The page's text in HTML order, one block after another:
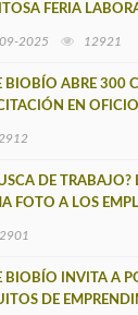
FERIA
2025 12921
BIOBÍO ABRE 300
EN
DE TRABAJO?
FOTO A LOS
BIOBÍO INVITA A
DE